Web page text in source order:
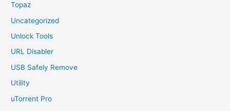
Topaz
Uncategorized
Unlock Tools
URL Disabler
USB Safely Remove
Utility
uTorrent Pro